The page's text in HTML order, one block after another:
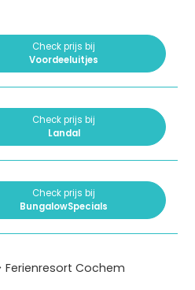
Check prijs bij
Voordeeluitjes
Check prijs bij
Landal
Check prijs bij
BungalowSpecials
Ferienresort Cochem